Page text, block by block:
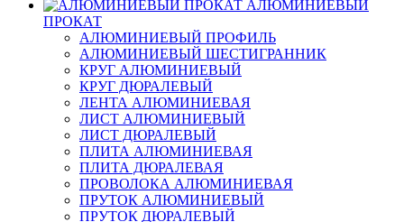
АЛЮМИНИЕВЫЙ
ПРОКАТ
АЛЮМИНИЕВЫЙ ПРОФИЛЬ
АЛЮМИНИЕВЫЙ ШЕСТИГРАННИК
КРУГ АЛЮМИНИЕВЫЙ
КРУГ ДЮРАЛЕВЫЙ
ЛЕНТА АЛЮМИНИЕВАЯ
ЛИСТ АЛЮМИНИЕВЫЙ
ЛИСТ ДЮРАЛЕВЫЙ
ПЛИТА АЛЮМИНИЕВАЯ
ПЛИТА ДЮРАЛЕВАЯ
ПРОВОЛОКА АЛЮМИНИЕВАЯ
ПРУТОК АЛЮМИНИЕВЫЙ
ПРУТОК ДЮРАЛЕВЫЙ